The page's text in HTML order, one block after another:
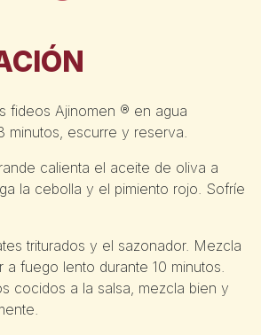
fideos Ajinomen ® en agua
minutos, escurre y reserva.
calienta el aceite de oliva a
la cebolla y el pimiento rojo. Sofríe
triturados y el sazonador. Mezcla
a fuego lento durante 10 minutos.
cocidos a la salsa, mezcla bien y